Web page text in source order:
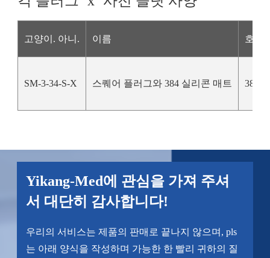
고양이. 아니. 이름 호환
SM-3-34-S-X 스퀘어 플러그와 384 실리콘 매트 384
Yikang-Med에 관심을 가져 주셔
서 대단히 감사합니다!
우리의 서비스는 제품의 판매로 끝나지 않으며, pls
는 아래 양식을 작성하며 가능한 한 빨리 귀하의 질